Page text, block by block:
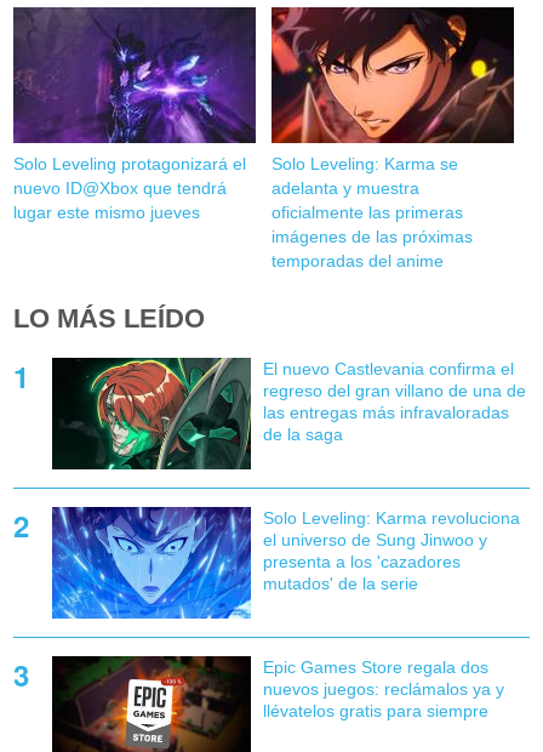
Solo Leveling protagonizará el
nuevo ID@Xbox que tendrá
lugar este mismo jueves
Solo Leveling: Karma se
adelanta y muestra
oficialmente las primeras
imágenes de las próximas
temporadas del anime
LO MÁS LEÍDO
El nuevo Castlevania confirma el
regreso del gran villano de una de
las entregas más infravaloradas
de la saga
Solo Leveling: Karma revoluciona
el universo de Sung Jinwoo y
presenta a los 'cazadores
mutados' de la serie
Epic Games Store regala dos
nuevos juegos: reclámalos ya y
llévatelos gratis para siempre